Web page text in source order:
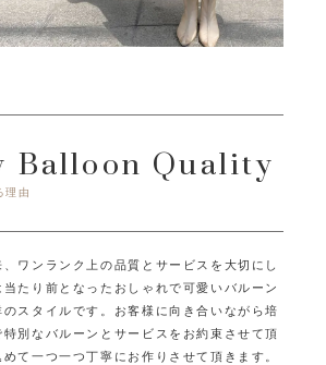
Balloon Quality
理由
ワンランク上の品質とサービスを大切にし
当たり前となったおしゃれで可愛いバルーン
スタイルです。
お客様に向き合いながら培
別なバルーンとサービスをお約束させて頂
て一つ一つ丁寧にお作りさせて頂きます。